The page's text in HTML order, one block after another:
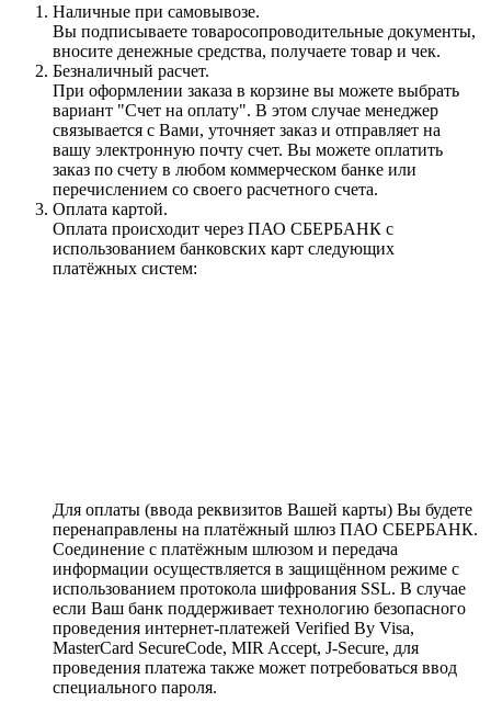
Наличные при самовывозе.
Вы подписываете товаросопроводительные документы,
вносите денежные средства, получаете товар и чек.
Безналичный расчет.
При оформлении заказа в корзине вы можете выбрать
вариант "Счет на оплату". В этом случае менеджер
связывается с Вами, уточняет заказ и отправляет на
вашу электронную почту счет. Вы можете оплатить
заказ по счету в любом коммерческом банке или
перечислением со своего расчетного счета.
Оплата картой.
Оплата происходит через ПАО СБЕРБАНК с
использованием банковских карт следующих
платёжных систем:
Для оплаты (ввода реквизитов Вашей карты) Вы будете
перенаправлены на платёжный шлюз ПАО СБЕРБАНК.
Соединение с платёжным шлюзом и передача
информации осуществляется в защищённом режиме с
использованием протокола шифрования SSL. В случае
если Ваш банк поддерживает технологию безопасного
проведения интернет-платежей Verified By Visa,
MasterCard SecureCode, MIR Accept, J-Secure, для
проведения платежа также может потребоваться ввод
специального пароля.